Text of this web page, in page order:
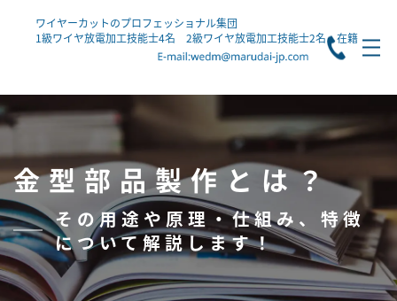
ワイヤーカットのプロフェッショナル集団
1級ワイヤ放電加工技能士4名 2級ワイヤ放電加工技能士2名 在籍
金型部品製作とは？
その用途や原理・仕組み、特徴
について解説します！